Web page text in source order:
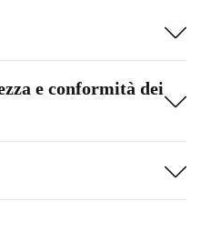
e conformità dei